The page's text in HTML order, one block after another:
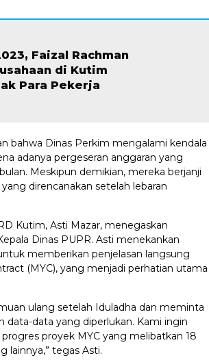
Faizal Rachman
di Kutim
Para Pekerja
bahwa Dinas Perkim mengalami kendala
adanya pergeseran anggaran yang
Meskipun demikian, mereka berjanji
direncanakan setelah lebaran
Kutim, Asti Mazar, menegaskan
Dinas PUPR. Asti menekankan
memberikan penjelasan langsung
(MYC), yang menjadi perhatian utama
ulang setelah Iduladha dan meminta
data-data yang diperlukan. Kami ingin
proyek MYC yang melibatkan 18
lainnya,” tegas Asti.